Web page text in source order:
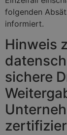
folgenden
informiert.
Hinweis
sichere